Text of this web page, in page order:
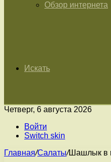
Обзор интернета
Искать
Четверг, 6 августа 2026
Войти
Switch skin
Главная/Салаты/Шашлык в